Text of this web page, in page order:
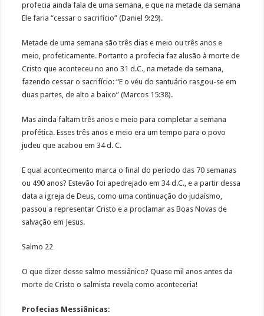
profecia ainda fala de uma semana, e que na metade da semana
Ele faria “cessar o sacrifício” (Daniel 9:29).
Metade de uma semana são três dias e meio ou três anos e
meio, profeticamente. Portanto a profecia faz alusão à morte de
Cristo que aconteceu no ano 31 d.C., na metade da semana,
fazendo cessar o sacrifício: “E o véu do santuário rasgou-se em
duas partes, de alto a baixo” (Marcos 15:38).
Mas ainda faltam três anos e meio para completar a semana
profética. Esses três anos e meio era um tempo para o povo
judeu que acabou em 34 d. C.
E qual acontecimento marca o final do período das 70 semanas
ou 490 anos? Estevão foi apedrejado em 34 d.C., e a partir dessa
data a igreja de Deus, como uma continuação do judaísmo,
passou a representar Cristo e a proclamar as Boas Novas de
salvação em Jesus.
Salmo 22
O que dizer desse salmo messiânico? Quase mil anos antes da
morte de Cristo o salmista revela como aconteceria!
Profecias Messiânicas: